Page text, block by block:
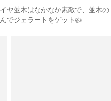
ヤ並木はなかなか素敵で、並木の
でジェラートをゲット👍